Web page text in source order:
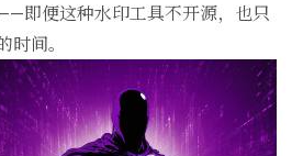
即便这种水印工具不开源，也只
时间。